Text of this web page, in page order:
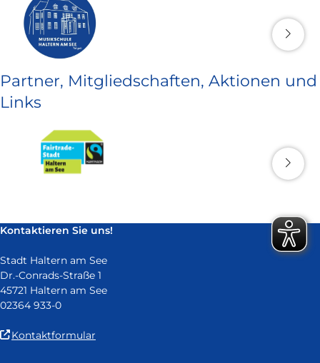
Partner, Mitgliedschaften, Aktionen und
Links
Kontaktieren Sie uns!
Stadt Haltern am See
Dr.-Conrads-Straße 1
45721 Haltern am See
02364 933-0
Kontaktformular